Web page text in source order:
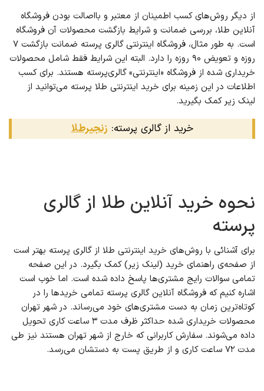
از دیگر روش‌های کسب اطمینان از معتبر و بااصالت بودن فروشگاه
آنلاین طلا، بررسی ضمانت و شرایط بازگشت محصولات آن فروشگاه
است. به طور مثال، فروشگاه اینترنتی گالری پرسته ضمانت بازگشت ۷
روزه و تعویض ۹۰ روزه را دارد. البته این شرایط فقط شامل محصولات
خریداری شده از فروشگاه «اینترنتی» گالری‌پرسته هستند. برای کسب
اطلاعات در این زمینه برای خرید اینترنتی طلا پرسته می‌توانید از
لینک زیر کمک بگیرید.
خرید از گالری پرسته: زنجیرطلا
نحوه خرید آنلاین طلا از گالری
پرسته
برای آشنائی با روش‌های خرید اینترنتی طلا از گالری پرسته بهتر است
از صفحه‌ی راهنمای خرید (لینک زیر) کمک بگیرد. در این صفحه
تمامی سوالات رایج مشتری‌ها پاسخ داده شده است. اما خوب است
اشاره کنیم که فروشگاه آنلاین گالری پرسته تمامی خریدها را در
کوتاه‌ترین زمان به دست مشتری‌های خود می‌رساند. در شهر تهران
محصولات خریداری شده حداکثر ظرف مدت ۳ ساعت کاری تحویل
داده می‌شوند. سفارش کاربرانی که خارج از شهر تهران هستند نیز طی
مدت ۷۲ ساعت کاری و از طریق پست به دستشان می‌رسد.